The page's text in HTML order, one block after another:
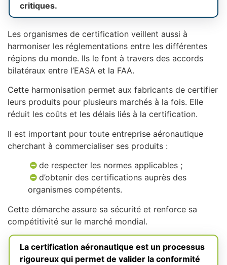
critiques.
Les organismes de certification veillent aussi à
harmoniser les réglementations entre les différentes
régions du monde. Ils le font à travers des accords
bilatéraux entre l’EASA et la FAA.
Cette harmonisation permet aux fabricants de certifier
leurs produits pour plusieurs marchés à la fois. Elle
réduit les coûts et les délais liés à la certification.
Il est important pour toute entreprise aéronautique
cherchant à commercialiser ses produits :
de respecter les normes applicables ;
d’obtenir des certifications auprès des
organismes compétents.
Cette démarche assure sa sécurité et renforce sa
compétitivité sur le marché mondial.
La certification aéronautique est un processus
rigoureux qui permet de valider la conformité